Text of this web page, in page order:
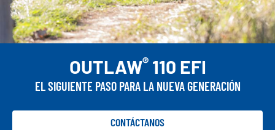
OUTLAW®110 EFI
EL SIGUIENTE PASO PARA LA NUEVA GENERACIÓN
CONTÁCTANOS